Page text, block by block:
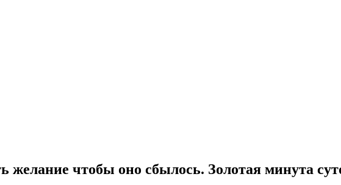
желание чтобы оно сбылось. Золотая минута